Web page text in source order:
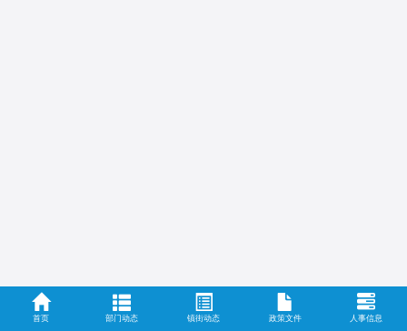
首页 部门动态 镇街动态 政策文件 人事信息